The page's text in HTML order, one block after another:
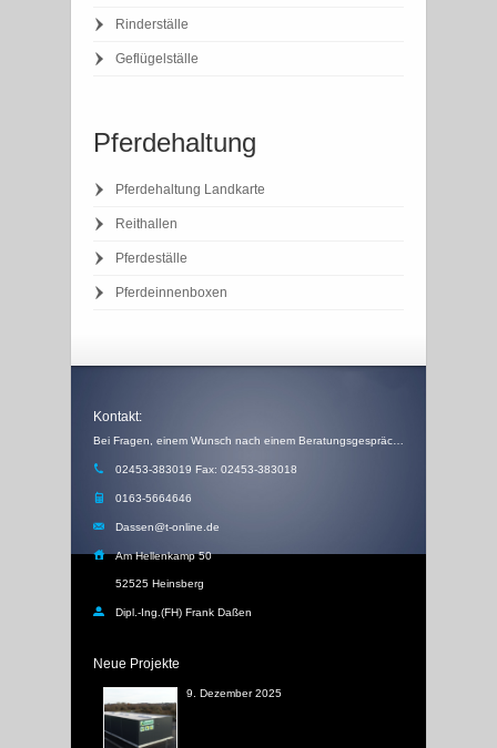
Rinderställe
Geflügelställe
Pferdehaltung
Pferdehaltung Landkarte
Reithallen
Pferdeställe
Pferdeinnenboxen
Kontakt:
02453-383019 Fax: 02453-383018
0163-5664646
Dassen@t-online.de
Am Hellenkamp 50
52525 Heinsberg
Dipl.-Ing.(FH) Frank Daßen
Neue Projekte
9. Dezember 2025